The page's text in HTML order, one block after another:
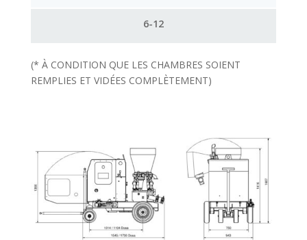
6-12
(* À CONDITION QUE LES CHAMBRES SOIENT
REMPLIES ET VIDÉES COMPLÈTEMENT)